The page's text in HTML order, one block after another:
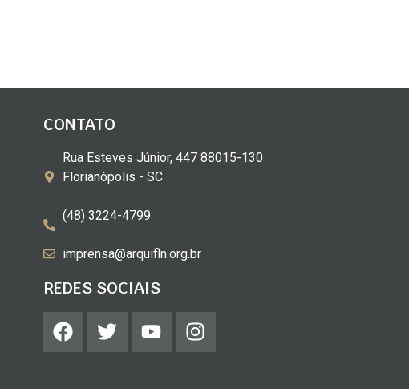
CONTATO
Rua Esteves Júnior, 447 88015-130
Florianópolis - SC
(48) 3224-4799
imprensa@arquifln.org.br
REDES SOCIAIS